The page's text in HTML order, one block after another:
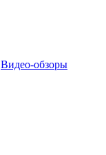
Видео-обзоры